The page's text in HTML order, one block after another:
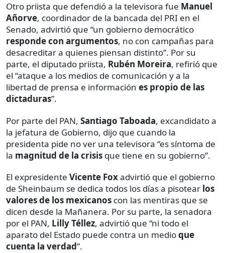
Otro priista que defendió a la televisora fue Manuel
Añorve, coordinador de la bancada del PRI en el
Senado, advirtió que “un gobierno democrático
responde con argumentos, no con campañas para
desacreditar a quienes piensan distinto”. Por su
parte, el diputado priista, Rubén Moreira, refirió que
el “ataque a los medios de comunicación y a la
libertad de prensa e información es propio de las
dictaduras”.
Por parte del PAN, Santiago Taboada, excandidato a
la jefatura de Gobierno, dijo que cuando la
presidenta pide no ver una televisora “es síntoma de
la magnitud de la crisis que tiene en su gobierno”.
El expresidente Vicente Foxadvirtió que el gobierno
de Sheinbaum se dedica todos los días a pisotear los
valores de los mexicanos con las mentiras que se
dicen desde la Mañanera. Por su parte, la senadora
por el PAN, Lilly Téllez, advirtió que “ni todo el
aparato del Estado puede contra un medioque
cuenta la verdad”.